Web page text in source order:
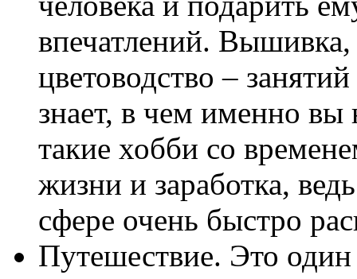
впечатлений.
цветоводство –
знает, в чем именно вы
такие хобби со
жизни и заработка,
сфере очень быстро
Путешествие. Это